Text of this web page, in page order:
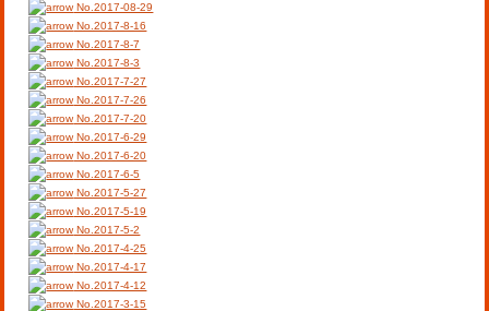
No.2017-08-29
No.2017-8-16
No.2017-8-7
No.2017-8-3
No.2017-7-27
No.2017-7-26
No.2017-7-20
No.2017-6-29
No.2017-6-20
No.2017-6-5
No.2017-5-27
No.2017-5-19
No.2017-5-2
No.2017-4-25
No.2017-4-17
No.2017-4-12
No.2017-3-15